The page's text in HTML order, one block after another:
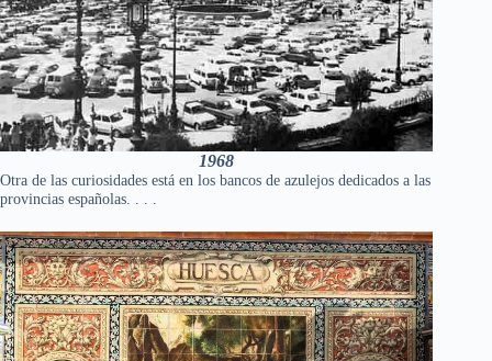
1968
Otra de las curiosidades está en los bancos de azulejos dedicados a las
provincias españolas. . . .